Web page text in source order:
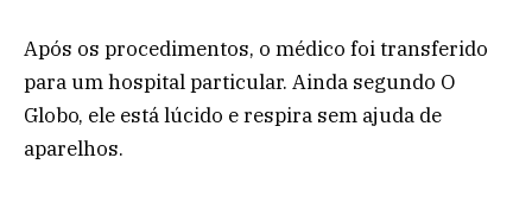
Após os procedimentos, o médico foi transferido
para um hospital particular. Ainda segundo O
Globo, ele está lúcido e respira sem ajuda de
aparelhos.